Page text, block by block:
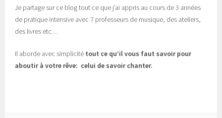
Je partage sur ce blog tout ce que j’ai appris au cours de 3 années
de pratique intensive avec 7 professeurs de musique, des ateliers,
des livres etc…
Il aborde avec simplicité tout ce qu’il vous faut savoir pour
aboutir à votre rêve: celui de savoir chanter.